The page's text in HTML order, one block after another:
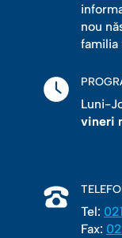
nou
familia
Luni-
vineri
Tel:
Fax: